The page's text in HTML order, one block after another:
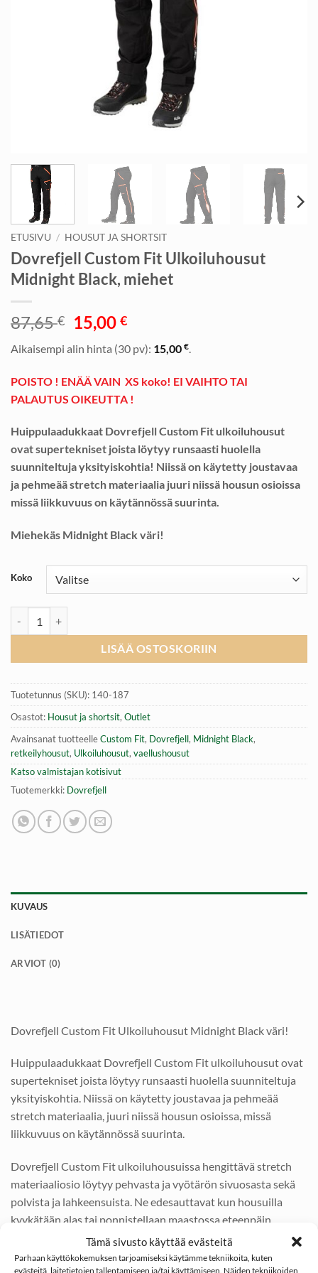
Tämä sivusto käyttää evästeitä
Parhaan käyttökokemuksen tarjoamiseksi käytämme tekniikoita, kuten
evästeitä, laitetietojen tallentamiseen ja/tai käyttämiseen. Näiden tekniikoiden
ETUSIVU / HOUSUT JA SHORTSIT
Dovrefjell Custom Fit Ulkoiluhousut
Midnight Black, miehet
87,65€
Alkuperäinen
hinta
oli:
87,65 €.
15,00€Nykyinen
hinta
on:
15,00 €.
Aikaisempi alin hinta (30 pv): 15,00 €.
POISTO ! ENÄÄ VAIN XS koko! EI VAIHTO TAI
PALAUTUS OIKEUTTA !
Huippulaadukkaat Dovrefjell Custom Fit ulkoiluhousut
ovat supertekniset joista löytyy runsaasti huolella
suunniteltuja yksityiskohtia! Niissä on käytetty joustavaa
ja pehmeää stretch materiaalia juuri niissä housun osioissa
missä liikkuvuus on käytännössä suurinta.
Miehekäs Midnight Black väri!
Koko
LISÄÄ OSTOSKORIIN
Tuotetunnus (SKU): 140-187
Osastot: Housut ja shortsit, Outlet
Avainsanat tuotteelleCustom Fit, Dovrefjell, Midnight Black,
retkeilyhousut, Ulkoiluhousut, vaellushousut
Katso valmistajan kotisivut
Tuotemerkki: Dovrefjell
KUVAUS
LISÄTIEDOT
ARVIOT (0)
Dovrefjell Custom Fit Ulkoiluhousut Midnight Black väri!
Huippulaadukkaat Dovrefjell Custom Fit ulkoiluhousut ovat
supertekniset joista löytyy runsaasti huolella suunniteltuja
yksityiskohtia. Niissä on käytetty joustavaa ja pehmeää
stretch materiaalia, juuri niissä housun osioissa, missä
liikkuvuus on käytännössä suurinta.
Dovrefjell Custom Fit ulkoiluhousuissa hengittävä stretch
materiaaliosio löytyy pehvasta ja vyötärön sivuosasta sekä
polvista ja lahkeensuista. Ne edesauttavat kun housuilla
kyykätään alas tai ponnistellaan maastossa eteenpäin.
Dovrefjell Custom Fit ulkoiluhousut ovat vettä vastaan
pintakäsitellyt ja ne hengittävät hyvin. Lahkeiden